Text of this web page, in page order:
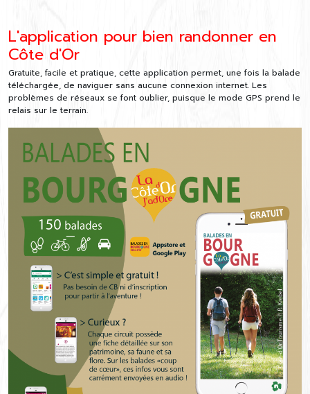
L'application pour bien randonner en
Côte d'Or
Gratuite, facile et pratique, cette application permet, une fois la balade
téléchargée, de naviguer sans aucune connexion internet. Les
problèmes de réseaux se font oublier, puisque le mode GPS prend le
relais sur le terrain.